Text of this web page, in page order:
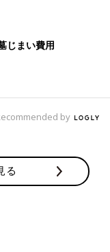
じまい費用
by
る